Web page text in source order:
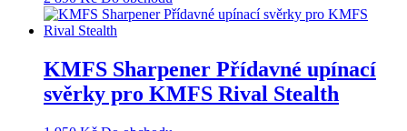
KMFS Sharpener Přídavné upínací
svěrky pro KMFS Rival Stealth